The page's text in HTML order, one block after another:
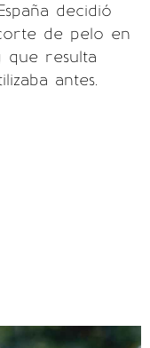
decidió
de pelo en
que resulta
antes.